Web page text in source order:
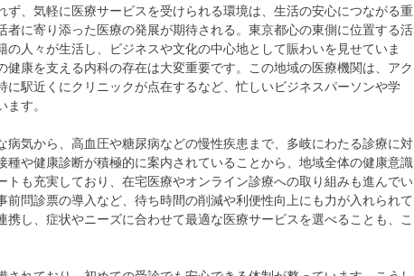
、気軽に医療サービスを受けられる環境は、生活の安心につながる重
に寄り添った医療の発展が期待される。東京都心の東側に位置する活
人々が生活し、ビジネスや文化の中心地として賑わいを見せていま
康を支える内科の存在は大変重要です。この地域の医療機関は、アク
駅近くにクリニックが点在するなど、忙しいビジネスパーソンや学
す。
病気から、高血圧や糖尿病などの慢性疾患まで、多岐にわたる診療に対
や健康診断が積極的に案内されていることから、地域全体の健康意識
も充実しており、在宅医療やオンライン診療への取り組みも進んでい
前問診票の導入など、待ち時間の削減や利便性向上にも力が入れられて
し、症状やニーズに合わせて最適な医療サービスを選べることも、こ